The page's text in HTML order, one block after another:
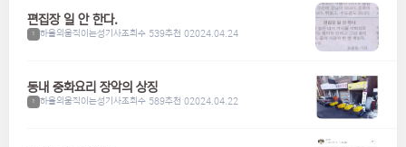
편집장 일 안 한다.
1 하울의움직이는성기사조회수 539추천 02024.04.24
동내 중화요리 장악의 상징
1 하울의움직이는성기사조회수 589추천 02024.04.22